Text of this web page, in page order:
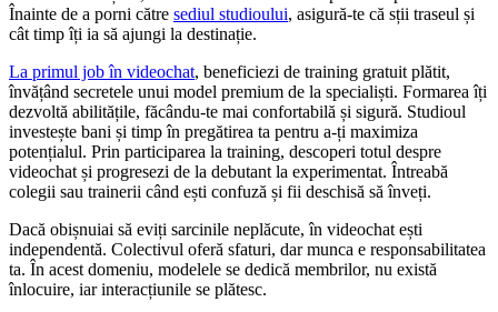
Înainte de a porni către sediul studioului, asigură-te că sții traseul și
cât timp îți ia să ajungi la destinație.
La primul job în videochat, beneficiezi de training gratuit plătit,
învățând secretele unui model premium de la specialiști. Formarea îți
dezvoltă abilitățile, făcându-te mai confortabilă și sigură. Studioul
investește bani și timp în pregătirea ta pentru a-ți maximiza
potențialul. Prin participarea la training, descoperi totul despre
videochat și progresezi de la debutant la experimentat. Întreabă
colegii sau trainerii când ești confuză și fii deschisă să înveți.
Dacă obișnuiai să eviți sarcinile neplăcute, în videochat ești
independentă. Colectivul oferă sfaturi, dar munca e responsabilitatea
ta. În acest domeniu, modelele se dedică membrilor, nu există
înlocuire, iar interacțiunile se plătesc.